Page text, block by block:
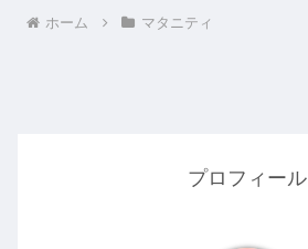
ホーム マタニティ
プロフィール